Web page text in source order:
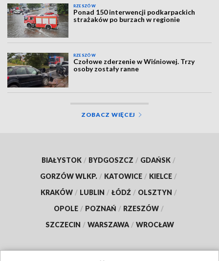
RZESZÓW
Ponad 150 interwencji podkarpackich
strażaków po burzach w regionie
RZESZÓW
Czołowe zderzenie w Wiśniowej. Trzy
osoby zostały ranne
ZOBACZ WIĘCEJ
BIAŁYSTOK / BYDGOSZCZ / GDAŃSK /
GORZÓW WLKP. / KATOWICE / KIELCE /
KRAKÓW / LUBLIN / ŁÓDŹ / OLSZTYN /
OPOLE / POZNAŃ / RZESZÓW /
SZCZECIN / WARSZAWA / WROCŁAW